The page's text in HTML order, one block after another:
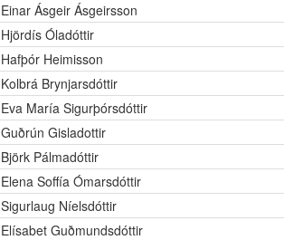
Einar Ásgeir Ásgeirsson
Hjördís Óladóttir
Hafþór Heimisson
Kolbrá Brynjarsdóttir
Eva María Sigurþórsdóttir
Guðrún Gisladottir
Björk Pálmadóttir
Elena Soffía Ómarsdóttir
Sigurlaug Níelsdóttir
Elísabet Guðmundsdóttir